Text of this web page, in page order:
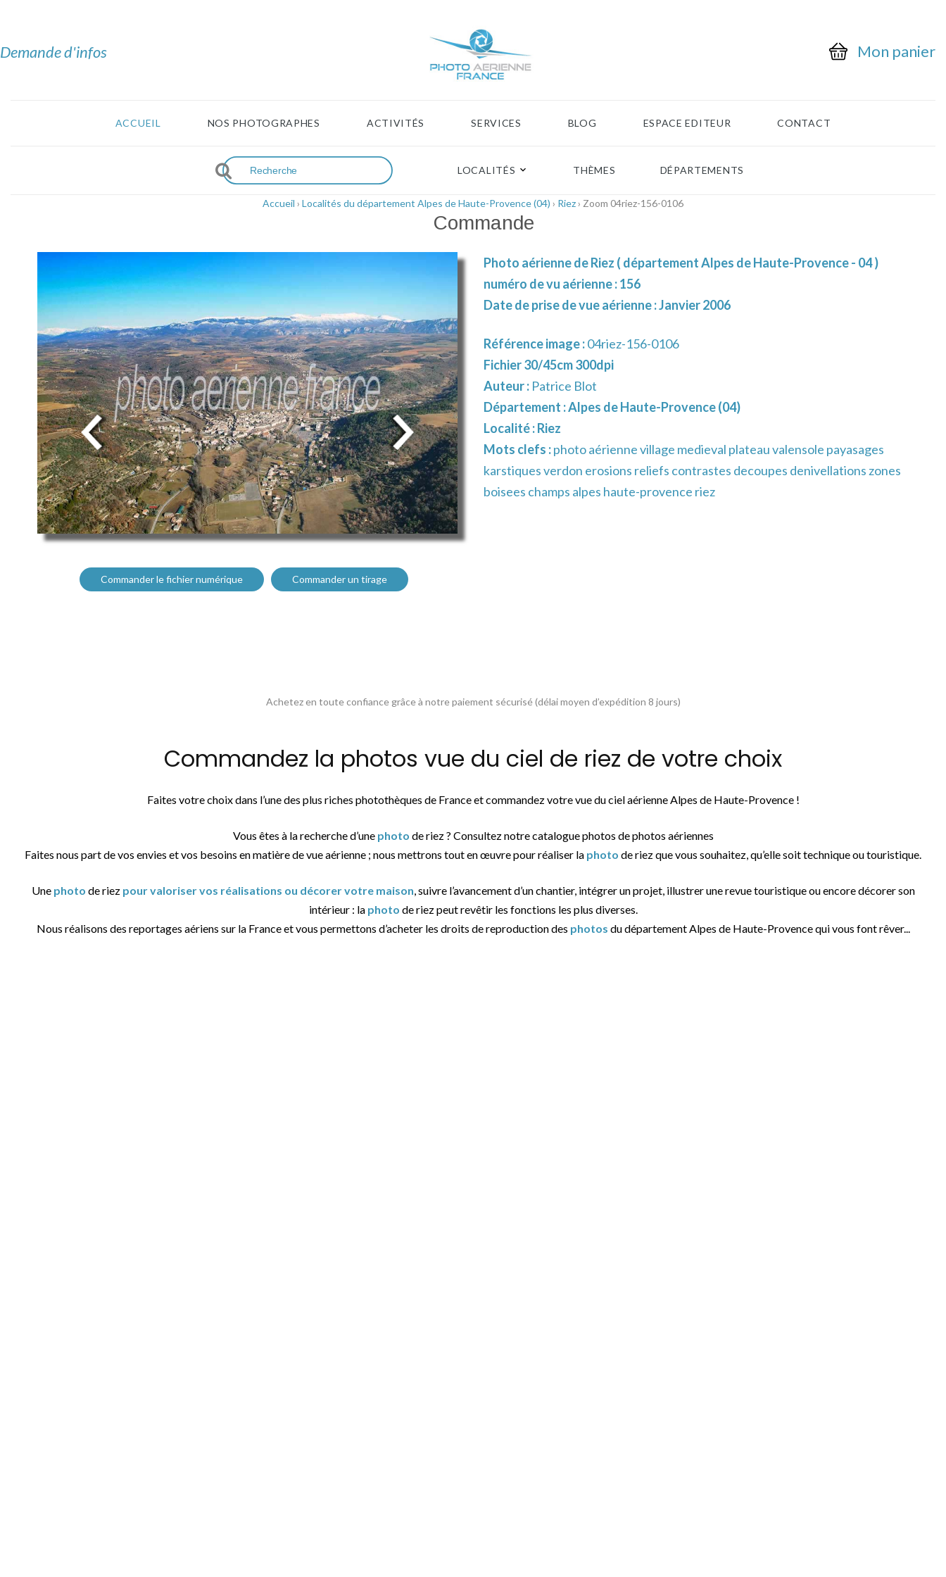
Demande d'infos Mon panier
ACCUEIL NOS PHOTOGRAPHES ACTIVITÉS SERVICES BLOG ESPACE EDITEUR CONTACT
LOCALITÉS THÈMES DÉPARTEMENTS
Accueil › Localités du département Alpes de Haute-Provence (04) › Riez› Zoom 04riez-156-0106
Commande
Commander le fichier numérique Commander un tirage
Photo aérienne de Riez ( département Alpes de Haute-Provence - 04 )
numéro de vu aérienne : 156
Date de prise de vue aérienne : Janvier 2006
Référence image :04riez-156-0106
Fichier 30/45cm 300dpi
Auteur : Patrice Blot
Département :Alpes de Haute-Provence (04)
Localité :Riez
Mots clefs :photo aérienne village medieval plateau valensole payasages
karstiques verdon erosions reliefs contrastes decoupes denivellations zones
boisees champs alpes haute-provence riez
Achetez en toute confiance grâce à notre paiement sécurisé (délai moyen d’expédition 8 jours)
Commandez la photos vue du ciel de riez de votre choix
Faites votre choix dans l’une des plus riches photothèques de France et commandez votre vue du ciel aérienne Alpes de Haute-Provence !
Vous êtes à la recherche d’une photo de riez ? Consultez notre catalogue photos de photos aériennes
Faites nous part de vos envies et vos besoins en matière de vue aérienne ; nous mettrons tout en œuvre pour réaliser la photo de riez que vous souhaitez, qu’elle soit technique ou touristique.
Une photo de riez pour valoriser vos réalisations ou décorer votre maison, suivre l’avancement d’un chantier, intégrer un projet, illustrer une revue touristique ou encore décorer son
intérieur : la photo de riez peut revêtir les fonctions les plus diverses.
Nous réalisons des reportages aériens sur la France et vous permettons d’acheter les droits de reproduction des photos du département Alpes de Haute-Provence qui vous font rêver...